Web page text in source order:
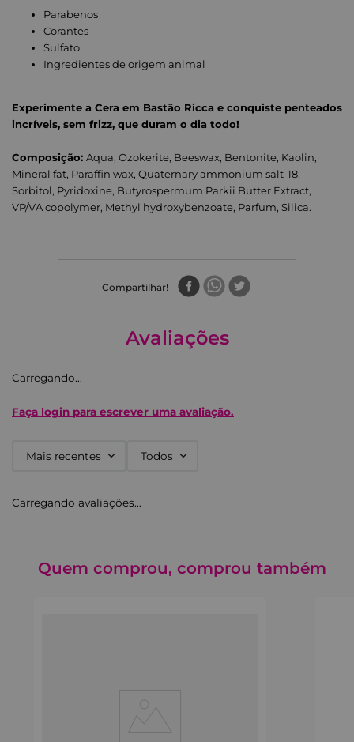
Parabenos
Corantes
Sulfato
Ingredientes de origem animal
Experimente a Cera em Bastão Ricca e conquiste penteados
incríveis, sem frizz, que duram o dia todo!
Composição: Aqua, Ozokerite, Beeswax, Bentonite, Kaolin,
Mineral fat, Paraffin wax, Quaternary ammonium salt-18,
Sorbitol, Pyridoxine, Butyrospermum Parkii Butter Extract,
VP/VA copolymer, Methyl hydroxybenzoate, Parfum, Silica.
Compartilhar
Avaliações
Carregando…
Faça login para escrever uma avaliação.
Mais recentes Todos
Carregando avaliações…
Quem comprou, comprou também